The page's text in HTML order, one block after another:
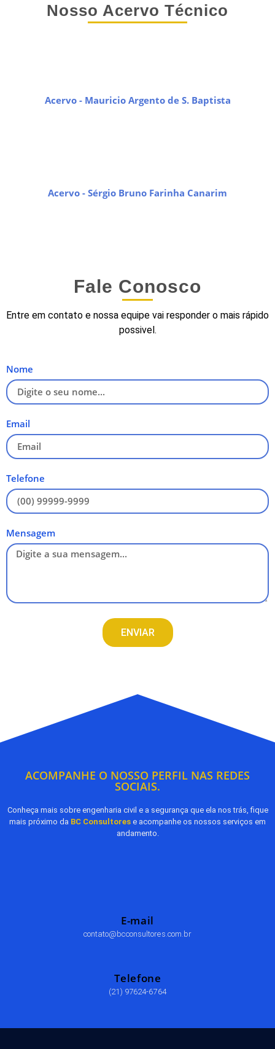
Nosso Acervo Técnico
Acervo - Mauricio Argento de S. Baptista
Acervo - Sérgio Bruno Farinha Canarim
Fale Conosco
Entre em contato e nossa equipe vai responder o mais rápido
possivel.
Nome
Email
Telefone
Mensagem
ENVIAR
ACOMPANHE O NOSSO PERFIL NAS REDES
SOCIAIS.
Conheça mais sobre engenharia civil e a segurança que ela nos trás, fique
mais próximo da BC Consultores e acompanhe os nossos serviços em
andamento.
E-mail
contato@bcconsultores.com.br
Telefone
(21) 97624-6764